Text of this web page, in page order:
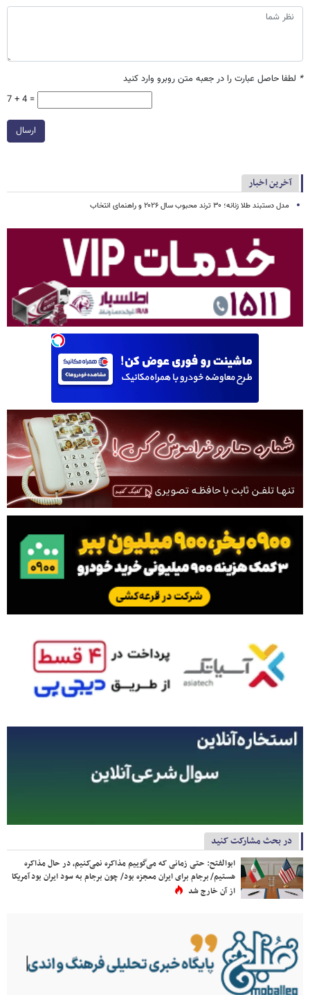
* لطفا حاصل عبارت را در جعبه متن روبرو وارد کنید
7 + 4 =
ارسال
آخرین اخبار
مدل دستبند طلا زنانه؛ ۳۰ ترند محبوب سال ۲۰۲۶ و راهنمای انتخاب
در بحث مشارکت کنید
ابوالفتح: حتی زمانی که می‌گوییم مذاکره نمی‌کنیم، در حال مذاکره
هستیم/ برجام برای ایران معجزه بود/ چون برجام به سود ایران بود آمریکا
از آن خارج شد